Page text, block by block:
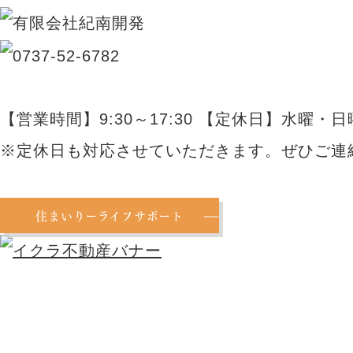
【営業時間】9:30～17:30 【定休日】水曜・日
※定休日も対応させていただきます。ぜひご連
住まいりーライフサポート